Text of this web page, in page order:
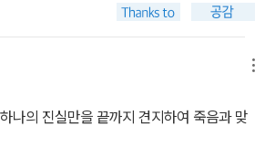
나의 진실만을 끝까지 견지하여 죽음과 맞